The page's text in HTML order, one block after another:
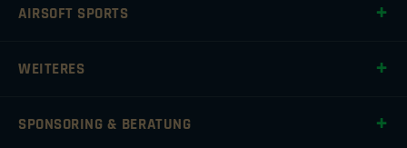
AIRSOFT SPORTS
WEITERES
SPONSORING & BERATUNG